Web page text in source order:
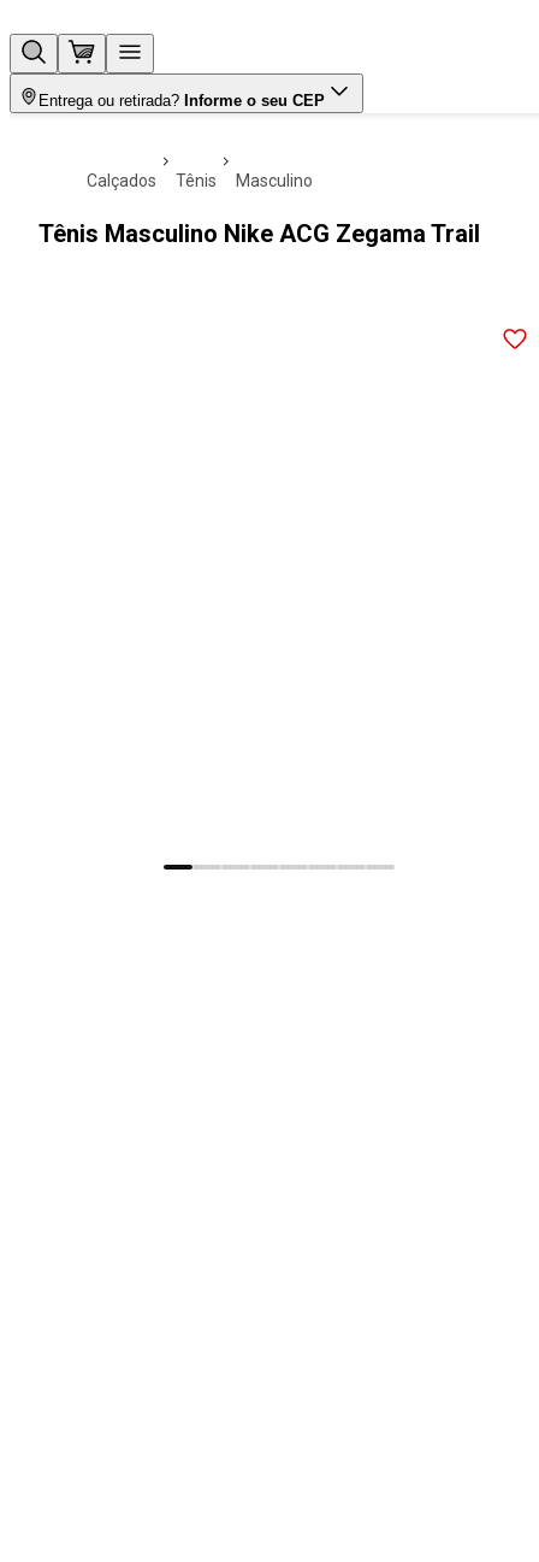
Entrega ou retirada? Informe o seu CEP
calçados tênis masculino
Tênis Masculino Nike ACG Zegama Trail